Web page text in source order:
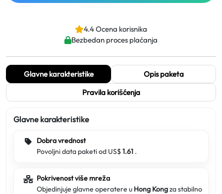
4.4 Ocena korisnika
Bezbedan proces plaćanja
Glavne karakteristike
Opis paketa
Pravila korišćenja
Glavne karakteristike
Dobra vrednost
Povoljni data paketi od US$1.61 .
Pokrivenost više mreža
Objedinjuje glavne operatere u Hong Kongza stabilno